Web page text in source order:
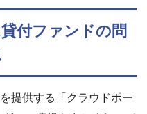
付ファンドの問
提供する「クラウドポー